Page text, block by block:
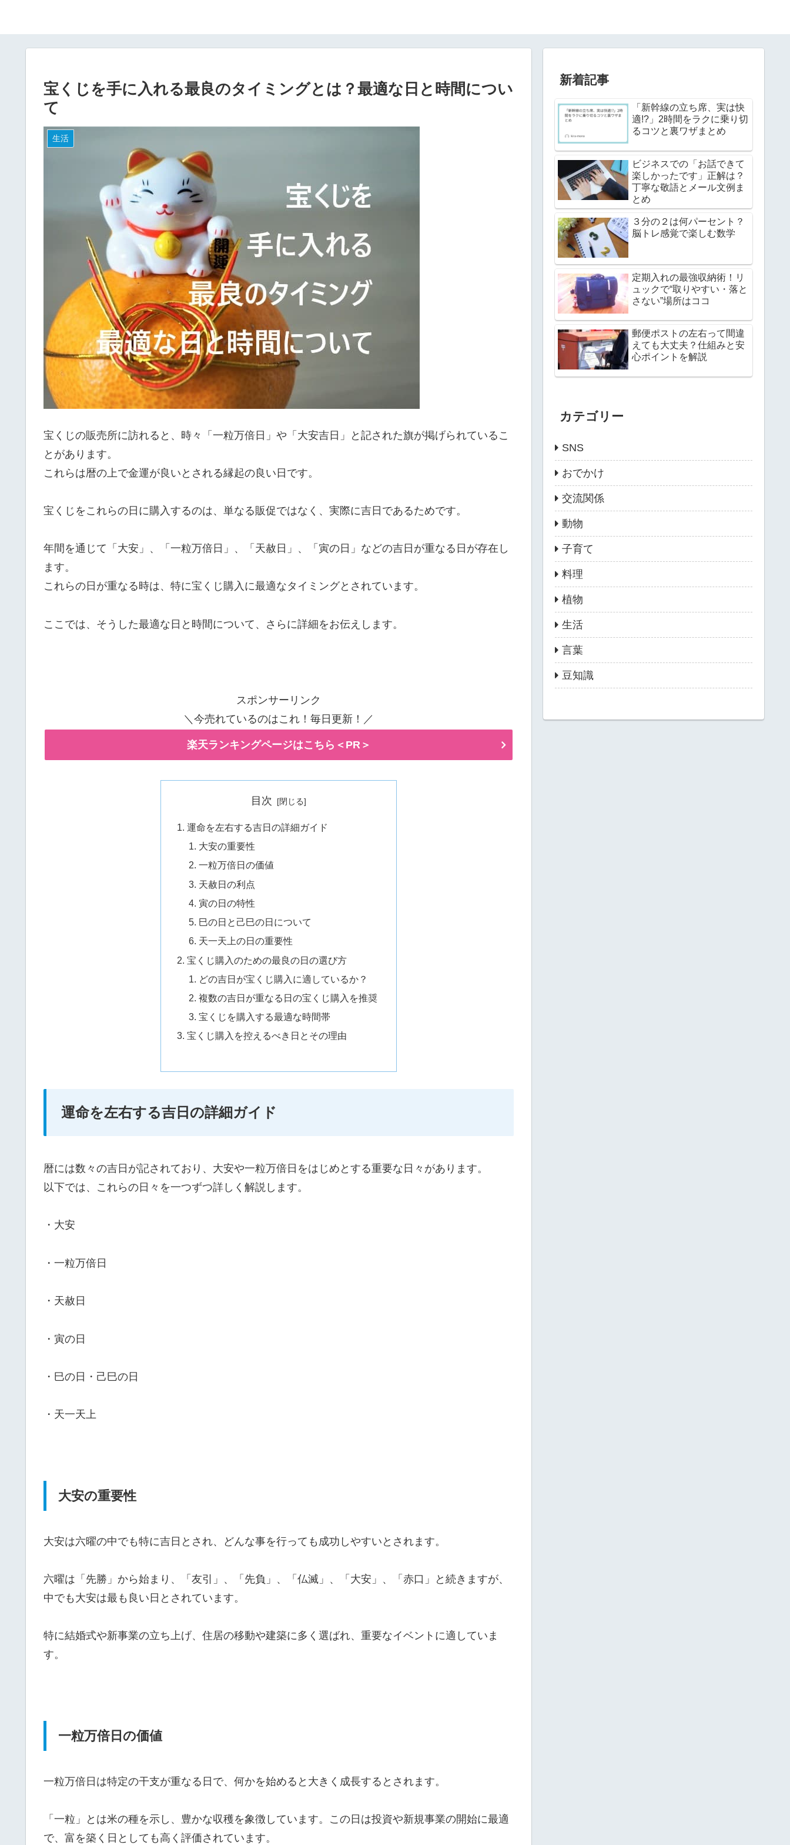
宝くじを手に入れる最良のタイミングとは？最適な日と時間につい
て
生活
宝くじの販売所に訪れると、時々「一粒万倍日」や「大安吉日」と記された旗が掲げられているこ
とがあります。
これらは暦の上で金運が良いとされる縁起の良い日です。
宝くじをこれらの日に購入するのは、単なる販促ではなく、実際に吉日であるためです。
年間を通じて「大安」、「一粒万倍日」、「天赦日」、「寅の日」などの吉日が重なる日が存在し
ます。
これらの日が重なる時は、特に宝くじ購入に最適なタイミングとされています。
ここでは、そうした最適な日と時間について、さらに詳細をお伝えします。
スポンサーリンク
＼今売れているのはこれ！毎日更新！／
楽天ランキングページはこちら＜PR＞
目次
運命を左右する吉日の詳細ガイド
大安の重要性
一粒万倍日の価値
天赦日の利点
寅の日の特性
巳の日と己巳の日について
天一天上の日の重要性
宝くじ購入のための最良の日の選び方
どの吉日が宝くじ購入に適しているか？
複数の吉日が重なる日の宝くじ購入を推奨
宝くじを購入する最適な時間帯
宝くじ購入を控えるべき日とその理由
運命を左右する吉日の詳細ガイド
暦には数々の吉日が記されており、大安や一粒万倍日をはじめとする重要な日々があります。
以下では、これらの日々を一つずつ詳しく解説します。
・大安
・一粒万倍日
・天赦日
・寅の日
・巳の日・己巳の日
・天一天上
大安の重要性
大安は六曜の中でも特に吉日とされ、どんな事を行っても成功しやすいとされます。
六曜は「先勝」から始まり、「友引」、「先負」、「仏滅」、「大安」、「赤口」と続きますが、
中でも大安は最も良い日とされています。
特に結婚式や新事業の立ち上げ、住居の移動や建築に多く選ばれ、重要なイベントに適していま
す。
一粒万倍日の価値
一粒万倍日は特定の干支が重なる日で、何かを始めると大きく成長するとされます。
「一粒」とは米の種を示し、豊かな収穫を象徴しています。この日は投資や新規事業の開始に最適
で、富を築く日としても高く評価されています。
新着記事
「新幹線の立ち席、実は快
適!?」2時間をラクに乗り切
るコツと裏ワザまとめ
ビジネスでの「お話できて
楽しかったです」正解は？
丁寧な敬語とメール文例ま
とめ
３分の２は何パーセント？
脳トレ感覚で楽しむ数学
定期入れの最強収納術！リ
ュックで“取りやすい・落と
さない”場所はココ
郵便ポストの左右って間違
えても大丈夫？仕組みと安
心ポイントを解説
カテゴリー
SNS
おでかけ
交流関係
動物
子育て
料理
植物
生活
言葉
豆知識